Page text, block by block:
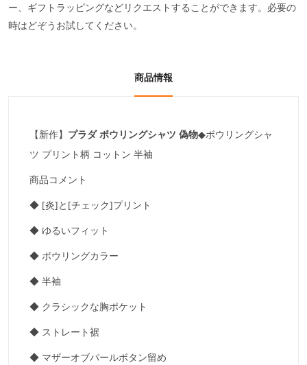
ー、ギフトラッピングなどリクエストすることができます。必要の
時はどぞうお試してください。
商品情報
【新作】 プラダ ボウリングシャツ 偽物◆ボウリングシャ
ツ プリント柄 コットン 半袖
商品コメント
◆ [炎]と[チェック]プリント
◆ ゆるいフィット
◆ ボウリングカラー
◆ 半袖
◆ クラシックな胸ポケット
◆ ストレート裾
◆ マザーオブパールボタン留め